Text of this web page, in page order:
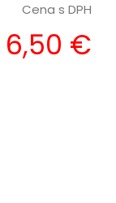
Cena s DPH
6,50 €